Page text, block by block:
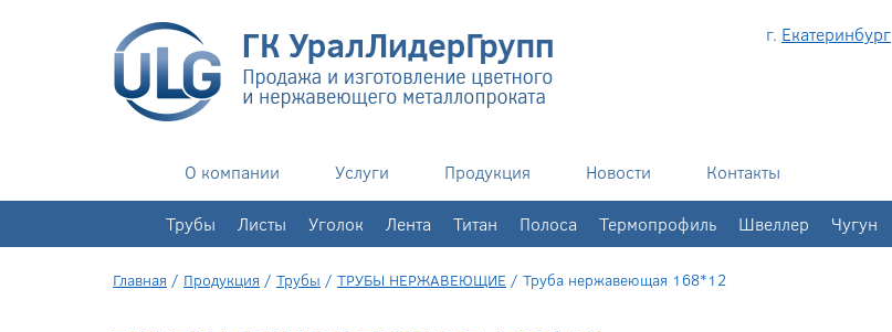
г. Екатеринбург
+7(343)351-76-02
О компании Услуги Продукция Новости Контакты
Трубы Листы Уголок Лента Титан Полоса Термопрофиль Швеллер Чугун
Главная / Продукция / Трубы / ТРУБЫ НЕРЖАВЕЮЩИЕ / Труба нержавеющая 168*12